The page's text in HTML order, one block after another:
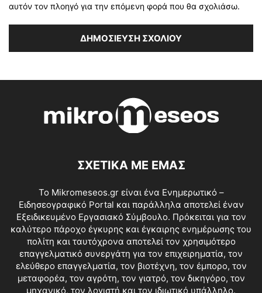
αυτόν τον πλοηγό για την επόμενη φορά που θα σχολιάσω.
ΣΧΕΤΙΚΑ ΜΕ ΕΜΑΣ
Το Mikromeseos.gr είναι ένα Ενημερωτικό –
Ειδησεογραφικό Portal και παράλληλα αποτελεί έναν
Εξειδικευμένο Εργασιακό Σύμβουλο. Πρόκειται για τον
καλύτερο πάροχο έγκυρης και έγκαιρης ενημέρωσης του
πολίτη και ταυτόχρονα αποτελεί τον χρησιμότερο
επαγγελματικό συνεργάτη για τον επιχειρηματία, τον
ελεύθερο επαγγελματία, τον βιοτέχνη, τον έμπορο, τον
μεταφορέα, τον αγρότη, τον γιατρό, τον δικηγόρο, τον
μηχανικό, τον λογιστή και τον ιδιωτικό υπάλληλο.